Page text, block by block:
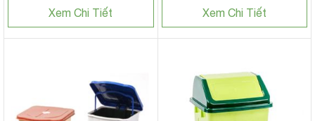
Xem Chi Tiết Xem Chi Tiết